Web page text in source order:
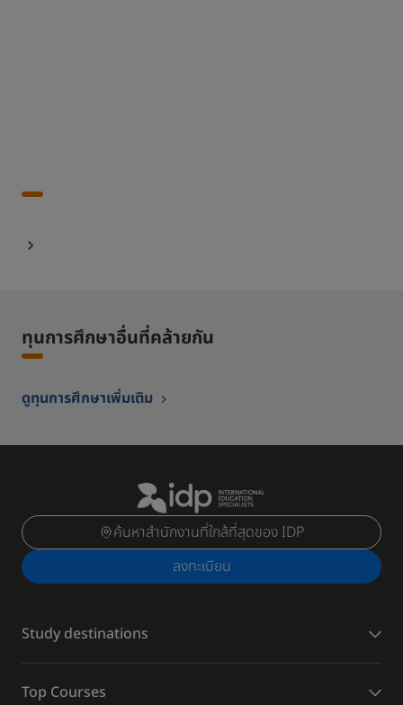
ทุนการศึกษาอื่นที่คล้ายกัน
ดูทุนการศึกษาเพิ่มเติม
ค้นหาสำนักงานที่ใกล้ที่สุดของ IDP
ลงทะเบียน
Study destinations
Top Courses